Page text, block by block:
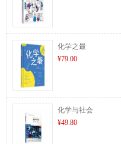
化学之最
¥79.00
化学与社会
¥49.80